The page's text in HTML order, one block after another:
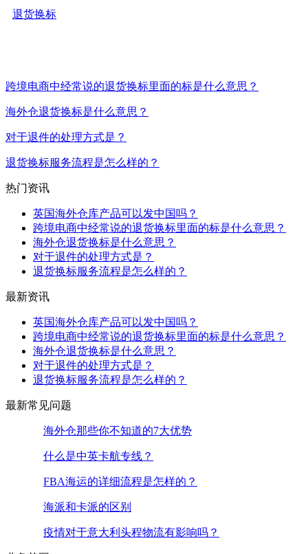
退货换标
跨境电商中经常说的退货换标里面的标是什么意思？
海外仓退货换标是什么意思？
对于退件的处理方式是？
退货换标服务流程是怎么样的？
热门资讯
英国海外仓库产品可以发中国吗？
跨境电商中经常说的退货换标里面的标是什么意思？
海外仓退货换标是什么意思？
对于退件的处理方式是？
退货换标服务流程是怎么样的？
最新资讯
英国海外仓库产品可以发中国吗？
跨境电商中经常说的退货换标里面的标是什么意思？
海外仓退货换标是什么意思？
对于退件的处理方式是？
退货换标服务流程是怎么样的？
最新常见问题
海外仓那些你不知道的7大优势
什么是中英卡航专线？
FBA海运的详细流程是怎样的？
海派和卡派的区别
疫情对于意大利头程物流有影响吗？